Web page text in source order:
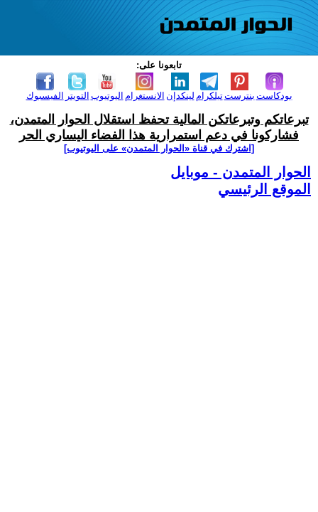
تابعونا على:
الفيسبوك التويتر اليوتيوب الانستغرام لينكدإن تيلكرامبنترست بودكاست
تبرعاتكم وتبرعاتكن المالية تحفظ استقلال الحوار المتمدن،
فشاركونا في دعم استمرارية هذا الفضاء اليساري الحر
[اشترك في قناة ‫«الحوار المتمدن» على اليوتيوب]
الحوار المتمدن - موبايل
الموقع الرئيسي